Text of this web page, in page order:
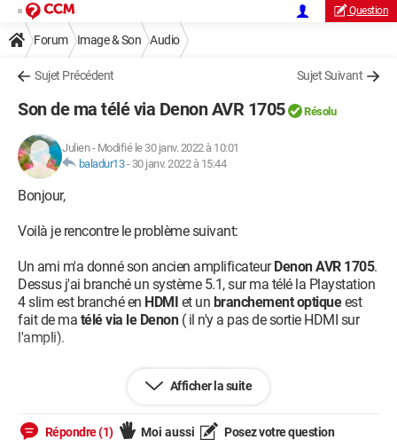
Question
Forum Image & Son Audio
Sujet Précédent Sujet Suivant
Son de ma télé via Denon AVR 1705 Résolu
Julien- Modifié le 30 janv. 2022 à 10:01
baladur13- 30 janv. 2022 à 15:44
Bonjour,
Voilà je rencontre le problème suivant:
Un ami m'a donné son ancien amplificateurDenon AVR 1705.
Dessus j'ai branché un système 5.1, sur ma télé la Playstation
4 slim est branché en HDMI et un branchement optiqueest
fait de ma télé via le Denon( il n'y a pas de sortie HDMI sur
l'ampli).
Je fais tout avec ma Playstation 4, Youtube, DVD, Bluray etc..
ampli en passant par la connectique optique.
Afficher la suite
Répondre (1) Moi aussi Posez votre question